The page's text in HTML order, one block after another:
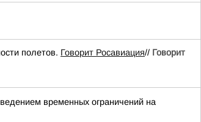
полетов. Говорит Росавиация// Говорит
временных ограничений на